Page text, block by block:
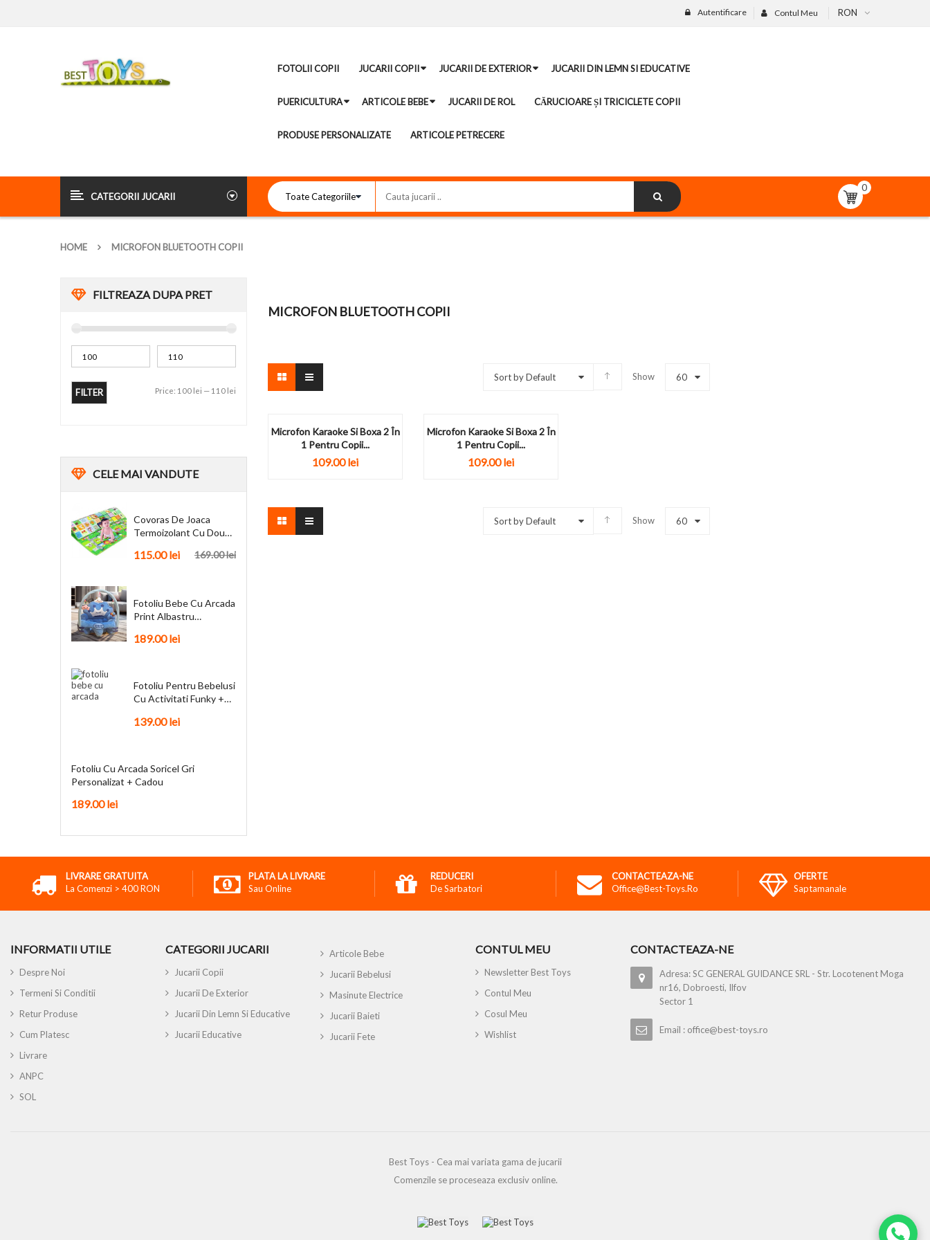
RON
Contul Meu
Autentificare
FOTOLII COPII JUCARII COPII JUCARII DE EXTERIOR JUCARII DIN LEMN SI EDUCATIVE
PUERICULTURA ARTICOLE BEBE JUCARII DE ROL CĂRUCIOARE ȘI TRICICLETE COPII
PRODUSE PERSONALIZATE ARTICOLE PETRECERE
CATEGORII JUCARII
0
HOME MICROFON BLUETOOTH COPII
FILTREAZA DUPA PRET
FILTER Price: 100 lei — 110 lei
CELEMAI VANDUTE
Covoras De Joaca
Termoizolant Cu Doua
169.00lei
115.00lei
Fotoliu Bebe Cu Arcada
Print Albastru
189.00lei
Fotoliu Pentru Bebelusi
Cu Activitati Funky +
139.00lei
Fotoliu Cu Arcada Soricel Gri
Personalizat + Cadou
189.00lei
MICROFON BLUETOOTH COPII
Sort by Default Show 60
Microfon Karaoke Si Boxa 2 În
1 Pentru Copii...
109.00lei
Microfon Karaoke Si Boxa 2 În
1 Pentru Copii...
109.00lei
Sort by Default Show 60
LIVRARE GRATUITA
La Comenzi > 400 RON
PLATA LA LIVRARE
Sau Online
REDUCERI
De Sarbatori
CONTACTEAZA-NE
Office@best-Toys.ro
OFERTE
Saptamanale
INFORMATII UTILE
Despre Noi
Termeni Si Conditii
Retur Produse
Cum Platesc
Livrare
ANPC
SOL
CATEGORII JUCARII
Jucarii Copii
Jucarii De Exterior
Jucarii Din Lemn Si Educative
Jucarii Educative
Articole Bebe
Jucarii Bebelusi
Masinute Electrice
Jucarii Baieti
Jucarii Fete
CONTUL MEU
Newsletter Best Toys
Contul Meu
Cosul Meu
Wishlist
CONTACTEAZA-NE
Adresa: SC GENERAL GUIDANCE SRL - Str. Locotenent Moga
nr16, Dobroesti, Ilfov
Sector 1
Email : office@best-toys.ro
Best Toys - Cea mai variata gama de jucarii
Comenzile se proceseaza exclusiv online.